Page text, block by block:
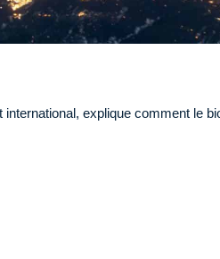
explique comment le